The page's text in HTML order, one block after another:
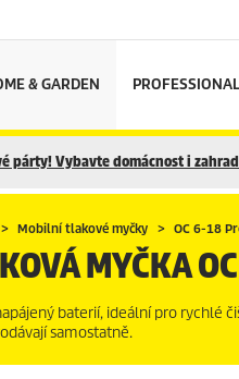
& GARDEN PROFESSIONAL
párty! Vybavte domácnost i
Mobilní tlakové myčky OC 6-18
MYČKA
baterií, ideální pro rychlé
samostatně.